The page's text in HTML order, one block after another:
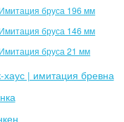
Имитация бруса 196 мм
Имитация бруса 146 мм
Имитация бруса 21 мм
хаус | имитация бревна